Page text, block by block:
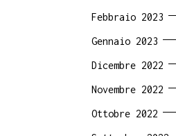
Febbraio 2023
Gennaio 2023
Dicembre 2022
Novembre 2022
Ottobre 2022